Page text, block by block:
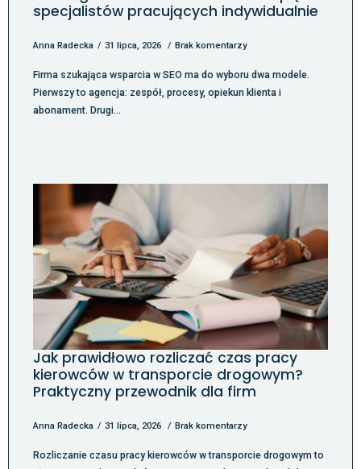
specjalistów pracujących indywidualnie
Anna Radecka 31 lipca, 2026 Brak komentarzy
Firma szukająca wsparcia w SEO ma do wyboru dwa modele.
Pierwszy to agencja: zespół, procesy, opiekun klienta i
abonament. Drugi…
Jak prawidłowo rozliczać czas pracy
kierowców w transporcie drogowym?
Praktyczny przewodnik dla firm
Anna Radecka 31 lipca, 2026 Brak komentarzy
Rozliczanie czasu pracy kierowców w transporcie drogowym to